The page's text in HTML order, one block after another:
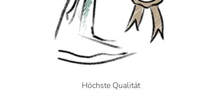
Höchste Qualität